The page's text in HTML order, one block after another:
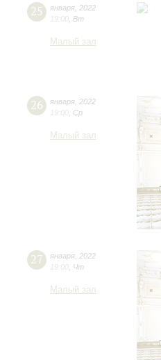
25 января 2022
19:00 Вт
Малый зал
26 января 2022
19:00 Ср
Малый зал
27 января 2022
19:00 Чт
Малый зал